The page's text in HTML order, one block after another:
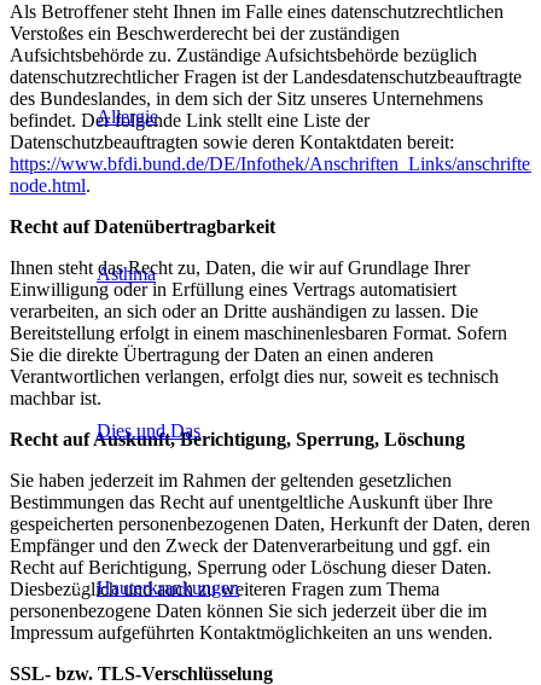
Allergie
Asthma
Dies und Das
Hauterkrankungen
Als Betroffener steht Ihnen im Falle eines datenschutzrechtlichen
Verstoßes ein Beschwerderecht bei der zuständigen
Aufsichtsbehörde zu. Zuständige Aufsichtsbehörde bezüglich
datenschutzrechtlicher Fragen ist der Landesdatenschutzbeauftragte
des Bundeslandes, in dem sich der Sitz unseres Unternehmens
befindet. Der folgende Link stellt eine Liste der
Datenschutzbeauftragten sowie deren Kontaktdaten bereit:
https://www.bfdi.bund.de/DE/Infothek/Anschriften_Links/
node.html.
Recht auf Datenübertragbarkeit
Ihnen steht das Recht zu, Daten, die wir auf Grundlage Ihrer
Einwilligung oder in Erfüllung eines Vertrags automatisiert
verarbeiten, an sich oder an Dritte aushändigen zu lassen. Die
Bereitstellung erfolgt in einem maschinenlesbaren Format. Sofern
Sie die direkte Übertragung der Daten an einen anderen
Verantwortlichen verlangen, erfolgt dies nur, soweit es technisch
machbar ist.
Recht auf Auskunft, Berichtigung, Sperrung, Löschung
Sie haben jederzeit im Rahmen der geltenden gesetzlichen
Bestimmungen das Recht auf unentgeltliche Auskunft über Ihre
gespeicherten personenbezogenen Daten, Herkunft der Daten, deren
Empfänger und den Zweck der Datenverarbeitung und ggf. ein
Recht auf Berichtigung, Sperrung oder Löschung dieser Daten.
Diesbezüglich und auch zu weiteren Fragen zum Thema
personenbezogene Daten können Sie sich jederzeit über die im
Impressum aufgeführten Kontaktmöglichkeiten an uns wenden.
SSL- bzw. TLS-Verschlüsselung